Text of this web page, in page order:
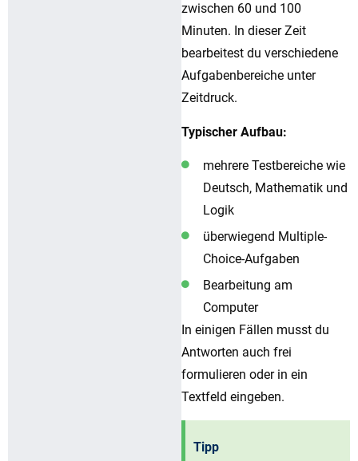
zwischen 60 und 100
Minuten. In dieser Zeit
bearbeitest du verschiedene
Aufgabenbereiche unter
Zeitdruck.
Typischer Aufbau:
mehrere Testbereiche wie
Deutsch, Mathematik und
Logik
überwiegend Multiple-
Choice-Aufgaben
Bearbeitung am
Computer
In einigen Fällen musst du
Antworten auch frei
formulieren oder in ein
Textfeld eingeben.
Tipp